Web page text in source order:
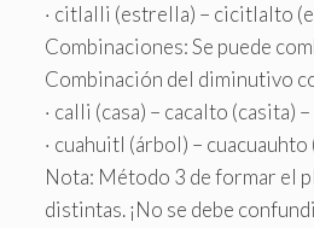
· citlalli (estrella) – cicitlalto
Combinaciones: Se puede
Combinación del diminutivo
· calli (casa) – cacalto (casita)
· cuahuitl (árbol) –
Nota: Método 3 de formar el
distintas. ¡No se debe